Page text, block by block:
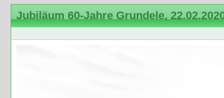
Jubiläum 60-Jahre Grundele,